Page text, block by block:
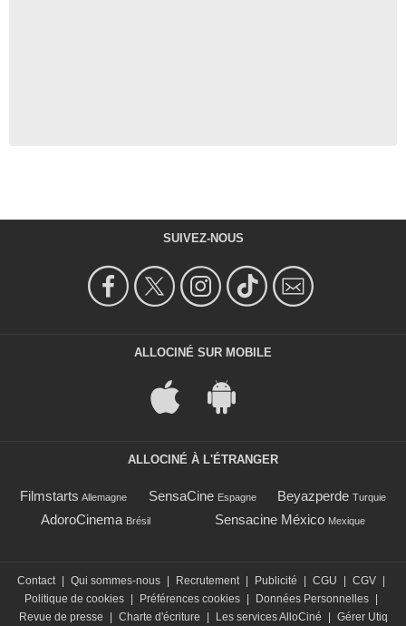
SUIVEZ-NOUS
ALLOCINÉ SUR MOBILE
ALLOCINÉ À L'ÉTRANGER
Filmstarts Allemagne SensaCine Espagne Beyazperde Turquie
AdoroCinema Brésil Sensacine México Mexique
Contact Qui sommes-nous Recrutement Publicité CGU CGV
Politique de cookies
Préférences cookies Données Personnelles
Revue de presse
Charte d'écriture Les services AlloCiné Gérer Utiq